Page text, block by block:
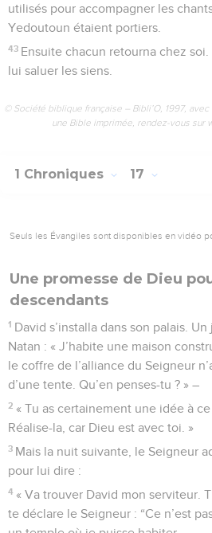
utilisés pour accompagner les
Yedoutoun étaient portiers.
43 Ensuite chacun retourna chez
lui saluer les siens.
© Société biblique française – Bibli’O, 1997,
une Bible imprimée, rendez-vous sur
1 Chroniques 17
Seuls les Évangiles sont disponibles en vidéo
Une promesse de Dieu
descendants
1 David s’installa dans son palais.
Natan : « J’habite une maison
le coffre de l’alliance du Seigneur
d’une tente. Qu’en penses-tu ? » –
2 « Tu as certainement une idée à
Réalise-la, car Dieu est avec toi. »
3 Mais la nuit suivante, le Seigneur
pour lui dire :
4 « Va trouver David mon serviteur.
te déclare le Seigneur : “Ce n’est